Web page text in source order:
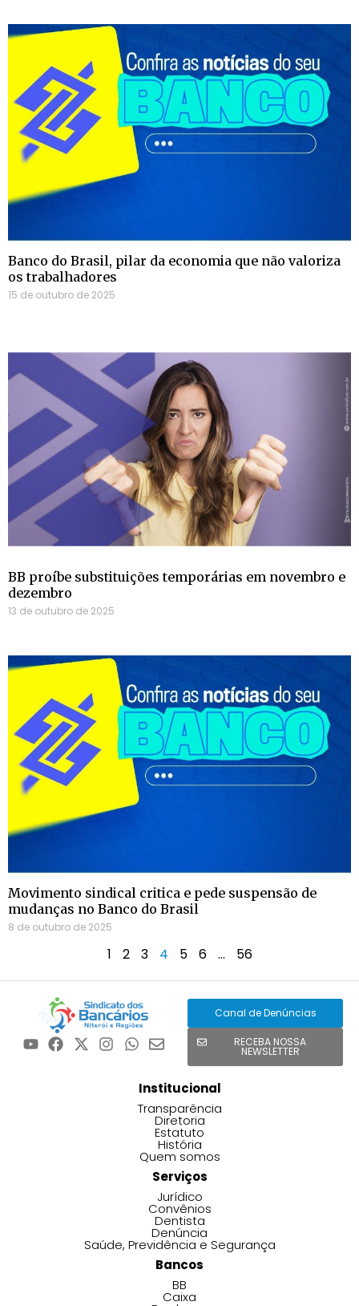
Banco do Brasil, pilar da economia que não valoriza
os trabalhadores
15 de outubro de 2025
BB proíbe substituições temporárias em novembro e
dezembro
13 de outubro de 2025
Movimento sindical critica e pede suspensão de
mudanças no Banco do Brasil
8 de outubro de 2025
1 2 3 4 5 6 … 56
Canal de Denúncias
RECEBA NOSSA
NEWSLETTER
Institucional
Transparência
Diretoria
Estatuto
História
Quem somos
Serviços
Jurídico
Convênios
Dentista
Denúncia
Saúde, Previdência e Segurança
Bancos
BB
Caixa